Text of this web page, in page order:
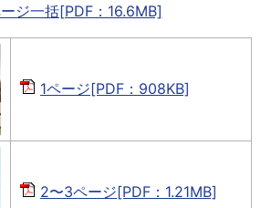
ジ一括[PDF：16.6MB]
1ページ[PDF：908KB]
2〜3ページ[PDF：1.21MB]